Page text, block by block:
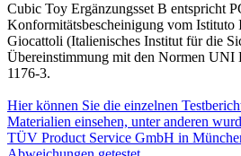
Cubic Toy Ergänzungsset B entspricht
Konformitätsbescheinigung vom Istituto
Giocattoli (Italienisches Institut für die
Übereinstimmung mit den Normen
1176-3.
Hier können Sie die einzelnen
Materialien einsehen, unter anderen
TÜV Product Service GmbH in